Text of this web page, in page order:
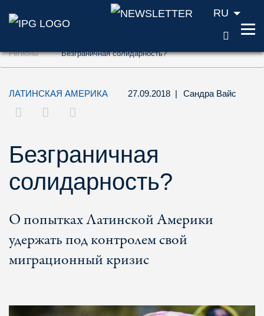
Перейти к содержанию (ключ доступа
Перейти к поиску (ключ доступа '2')
Перейти к навигации (ключ доступа '3')
RU
Регионы Безграничная солидарность?
ЛАТИНСКАЯ АМЕРИКА 27.09.2018 | Сандра Вайс
Безграничная
солидарность?
О попытках Латинской Америки
удержать под контролем свой
миграционный кризис